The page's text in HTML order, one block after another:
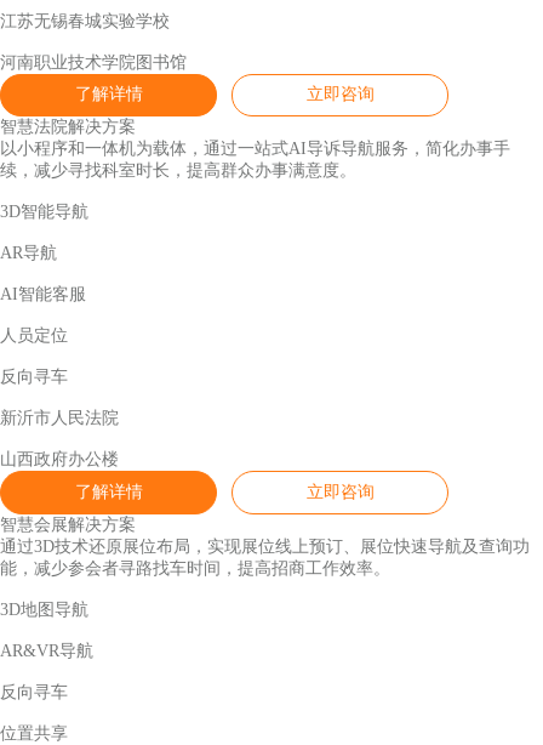
江苏无锡春城实验学校
河南职业技术学院图书馆
了解详情
立即咨询
智慧法院解决方案
以小程序和一体机为载体，通过一站式AI导诉导航服务，简化办事手
续，减少寻找科室时长，提高群众办事满意度。
3D智能导航
AR导航
AI智能客服
人员定位
反向寻车
新沂市人民法院
山西政府办公楼
了解详情
立即咨询
智慧会展解决方案
通过3D技术还原展位布局，实现展位线上预订、展位快速导航及查询功
能，减少参会者寻路找车时间，提高招商工作效率。
3D地图导航
AR&VR导航
反向寻车
位置共享